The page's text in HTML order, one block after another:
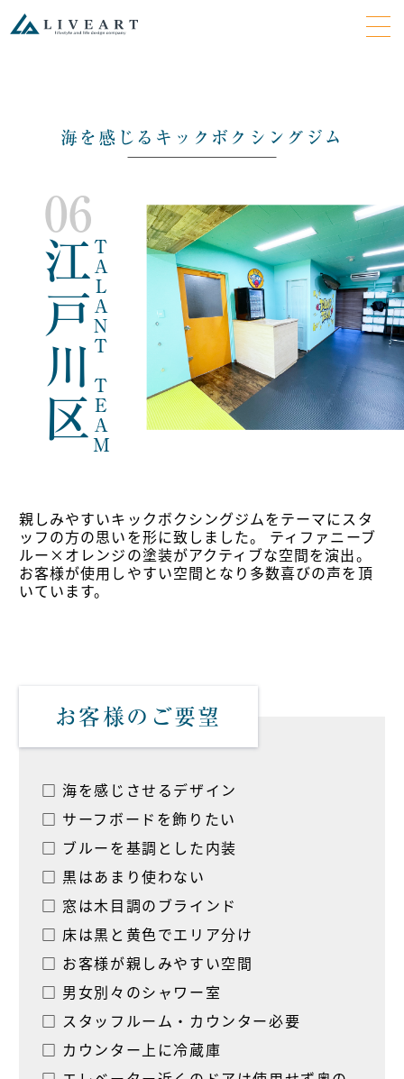
海を感じるキックボクシングジム
06
江戸川区TALANT TEAM
親しみやすいキックボクシングジムをテーマにスタ
ッフの方の思いを形に致しました。 ティファニーブ
ルー×オレンジの塗装がアクティブな空間を演出。
お客様が使用しやすい空間となり多数喜びの声を頂
いています。
お客様のご要望
□ 海を感じさせるデザイン
□ サーフボードを飾りたい
□ ブルーを基調とした内装
□ 黒はあまり使わない
□ 窓は木目調のブラインド
□ 床は黒と黄色でエリア分け
□ お客様が親しみやすい空間
□ 男女別々のシャワー室
□ スタッフルーム・カウンター必要
□ カウンター上に冷蔵庫